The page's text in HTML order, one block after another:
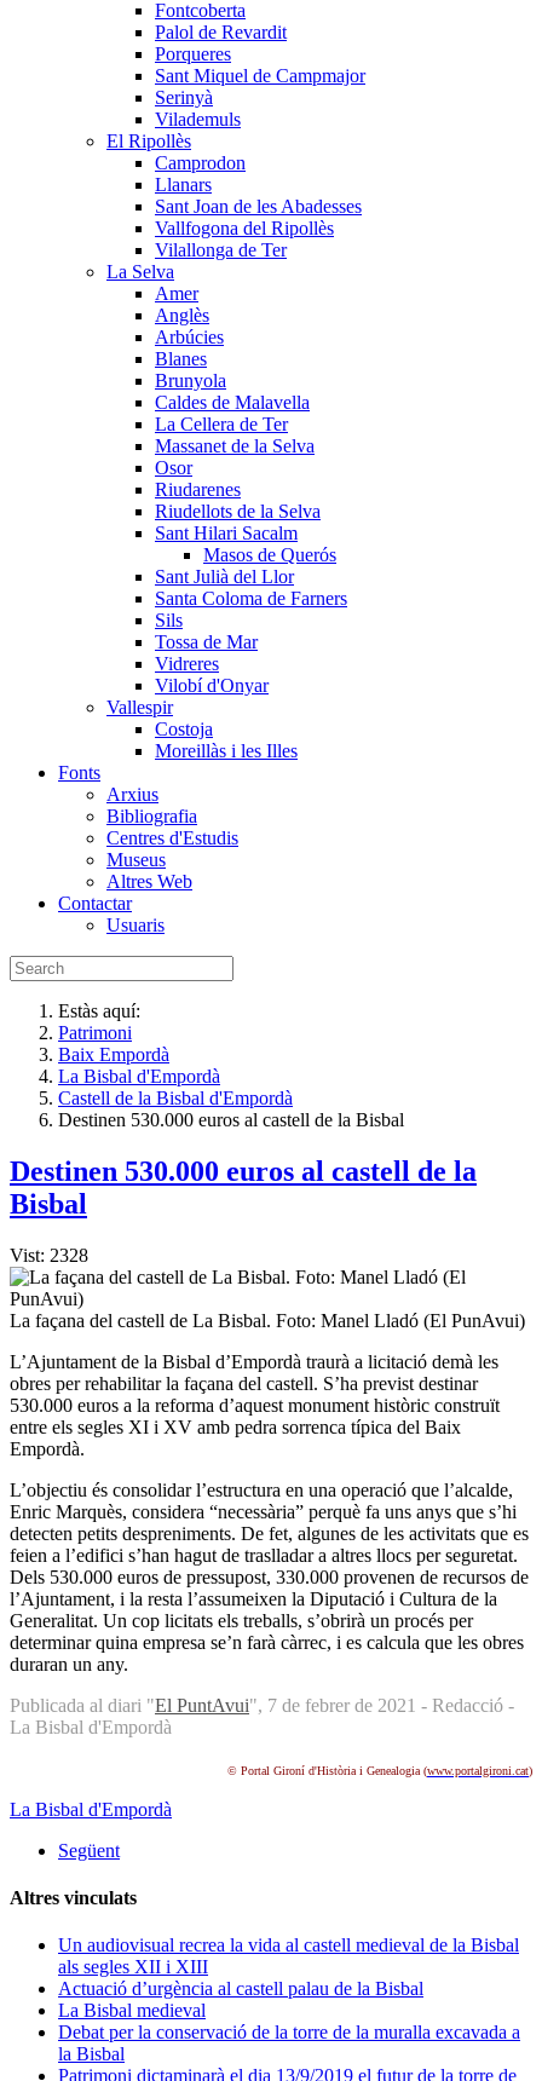
Fontcoberta
Palol de Revardit
Porqueres
Sant Miquel de Campmajor
Serinyà
Vilademuls
El Ripollès
Camprodon
Llanars
Sant Joan de les Abadesses
Vallfogona del Ripollès
Vilallonga de Ter
La Selva
Amer
Anglès
Arbúcies
Blanes
Brunyola
Caldes de Malavella
La Cellera de Ter
Massanet de la Selva
Osor
Riudarenes
Riudellots de la Selva
Sant Hilari Sacalm
Masos de Querós
Sant Julià del Llor
Santa Coloma de Farners
Sils
Tossa de Mar
Vidreres
Vilobí d'Onyar
Vallespir
Costoja
Moreillàs i les Illes
Fonts
Arxius
Bibliografia
Centres d'Estudis
Museus
Altres Web
Contactar
Usuaris
Estàs aquí:
Patrimoni
Baix Empordà
La Bisbal d'Empordà
Castell de la Bisbal d'Empordà
Destinen 530.000 euros al castell de la Bisbal
Destinen 530.000 euros al castell de la
Bisbal
Vist: 2328
La façana del castell de La Bisbal. Foto: Manel Lladó (El PunAvui)
L’Ajuntament de la Bisbal d’Empordà traurà a licitació demà les
obres per rehabilitar la façana del castell. S’ha previst destinar
530.000 euros a la reforma d’aquest monument històric construït
entre els segles XI i XV amb pedra sorrenca típica del Baix
Empordà.
L’objectiu és consolidar l’estructura en una operació que l’alcalde,
Enric Marquès, considera “necessària” perquè fa uns anys que s’hi
detecten petits despreniments. De fet, algunes de les activitats que es
feien a l’edifici s’han hagut de traslladar a altres llocs per seguretat.
Dels 530.000 euros de pressupost, 330.000 provenen de recursos de
l’Ajuntament, i la resta l’assumeixen la Diputació i Cultura de la
Generalitat. Un cop licitats els treballs, s’obrirà un procés per
determinar quina empresa se’n farà càrrec, i es calcula que les obres
duraran un any.
Publicada al diari "El PuntAvui", 7 de febrer de 2021 - Redacció -
La Bisbal d'Empordà
© Portal Gironí d'Història i Genealogia (www.portalgironi.cat)
La Bisbal d'Empordà
Següent
Altres vinculats
Un audiovisual recrea la vida al castell medieval de la Bisbal
als segles XII i XIII
Actuació d’urgència al castell palau de la Bisbal
La Bisbal medieval
Debat per la conservació de la torre de la muralla excavada a
la Bisbal
Patrimoni dictaminarà el dia 13/9/2019 el futur de la torre de